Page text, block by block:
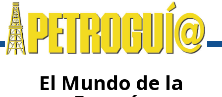
contenido
El Mundo de la